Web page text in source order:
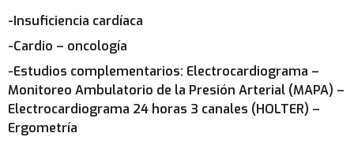
-Insuficiencia cardíaca
-Cardio – oncología
-Estudios complementarios: Electrocardiograma –
Monitoreo Ambulatorio de la Presión Arterial (MAPA) –
Electrocardiograma 24 horas 3 canales (HOLTER) –
Ergometría